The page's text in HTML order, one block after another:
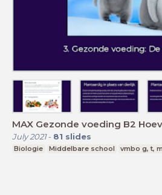
MAX Gezonde voeding B2
July 2021- 81 slides
Biologie Middelbare school vmbo g, t,